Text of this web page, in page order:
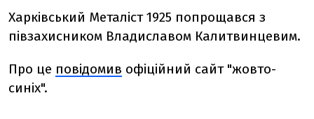
Харківський Металіст 1925 попрощався з
півзахисником Владиславом Калитвинцевим.
Про це повідомив офіційний сайт "жовто-
синіх".